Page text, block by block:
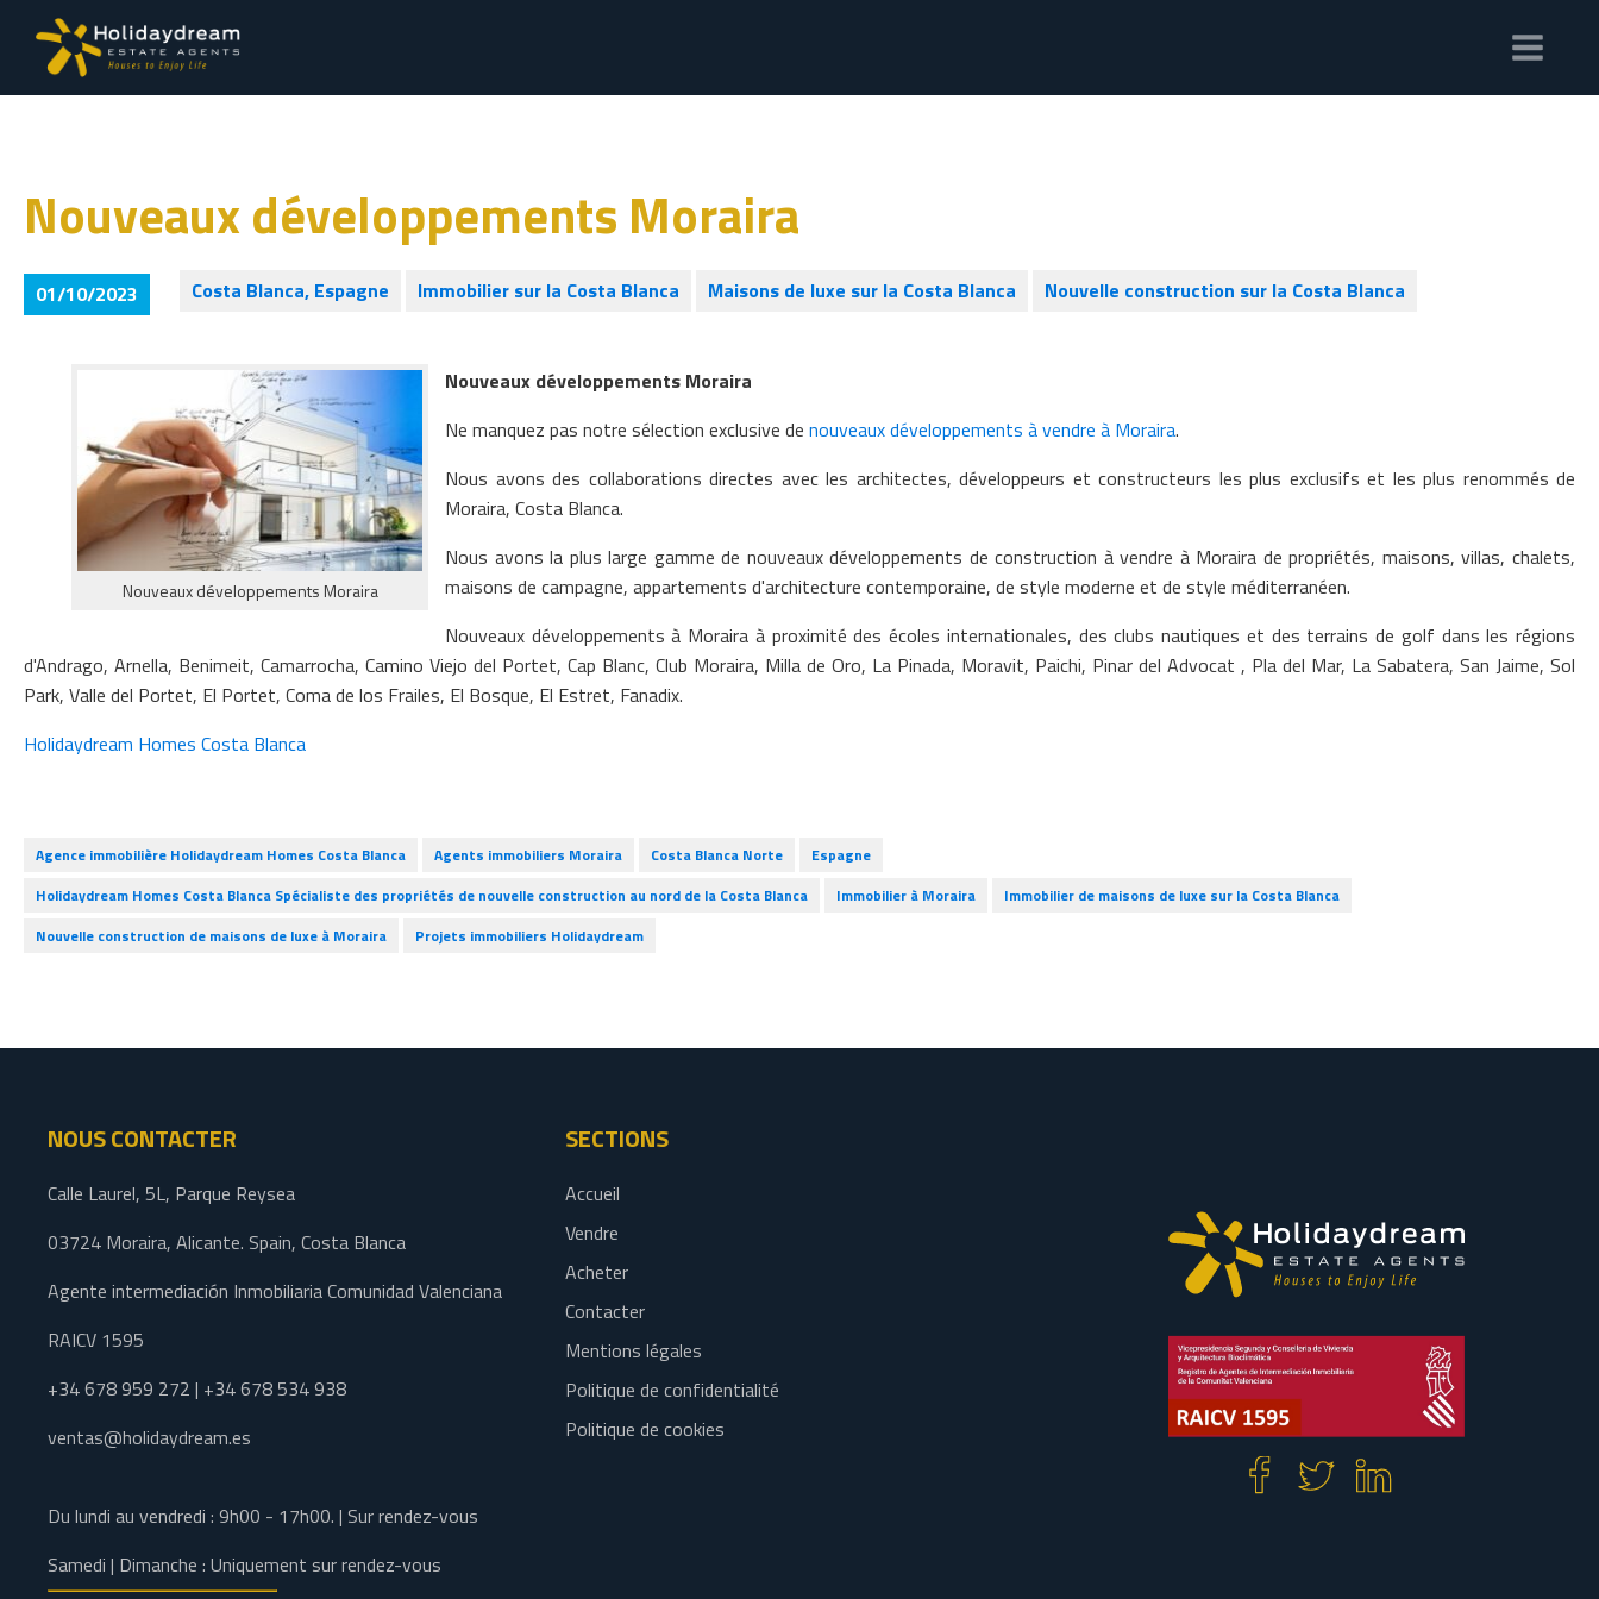
Nouveaux développements Moraira
01/10/2023 Costa Blanca, Espagne Immobilier sur la Costa Blanca Maisons de luxe sur la Costa Blanca Nouvelle construction sur la Costa Blanca
Nouveaux développements Moraira
Nouveaux développements Moraira
Ne manquez pas notre sélection exclusive de nouveaux développements à vendre à Moraira.
Nous avons des collaborations directes avec les architectes, développeurs et constructeurs les plus exclusifs et les plus renommés de
Moraira, Costa Blanca.
Nous avons la plus large gamme de nouveaux développements de construction à vendre à Moraira de propriétés, maisons, villas, chalets,
maisons de campagne, appartements d'architecture contemporaine, de style moderne et de style méditerranéen.
Nouveaux développements à Moraira à proximité des écoles internationales, des clubs nautiques et des terrains de golf dans les régions
d'Andrago, Arnella, Benimeit, Camarrocha, Camino Viejo del Portet, Cap Blanc, Club Moraira, Milla de Oro, La Pinada, Moravit, Paichi, Pinar del Advocat , Pla del Mar, La Sabatera, San Jaime, Sol
Park, Valle del Portet, El Portet, Coma de los Frailes, El Bosque, El Estret, Fanadix.
Holidaydream Homes Costa Blanca
Agence immobilière Holidaydream Homes Costa Blanca Agents immobiliers Moraira Costa Blanca Norte
Espagne
Holidaydream Homes Costa Blanca Spécialiste des propriétés de nouvelle construction au nord de la Costa Blanca
Immobilier à Moraira
Immobilier de maisons de luxe sur la Costa Blanca
Nouvelle construction de maisons de luxe à Moraira
Projets immobiliers Holidaydream
NOUS CONTACTER
Calle Laurel, 5L, Parque Reysea
03724 Moraira, Alicante. Spain, Costa Blanca
Agente intermediación Inmobiliaria Comunidad Valenciana
RAICV 1595
+34 678 959 272 | +34 678 534 938
ventas@holidaydream.es
Du lundi au vendredi : 9h00 - 17h00. | Sur rendez-vous
Samedi | Dimanche : Uniquement sur rendez-vous
SECTIONS
Accueil
Vendre
Acheter
Contacter
Mentions légales
Politique de confidentialité
Politique de cookies